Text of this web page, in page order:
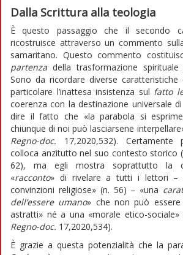
Dalla Scrittura alla teologia
È questo passaggio che il secondo
ricostruisce attraverso un commento
samaritano. Questo commento
partenza della trasformazione
Sono da ricordare diverse
particolare l’inattesa insistenza sul fatto
coerenza con la destinazione universale di
dire il fatto che «la parabola si
chiunque di noi può lasciarsene
Regno-doc. 17,2020,532).
colloca anzitutto nel suo contesto storico (
62), ma egli mostra soprattutto la
«racconto» di rivelare a tutti i lettori –
convinzioni religiose» (n. 56) – «una
dell’essere umano» che non può
astratti» né a una «morale etico-sociale»
Regno-doc. 17,2020,534).
È grazie a questa potenzialità che la